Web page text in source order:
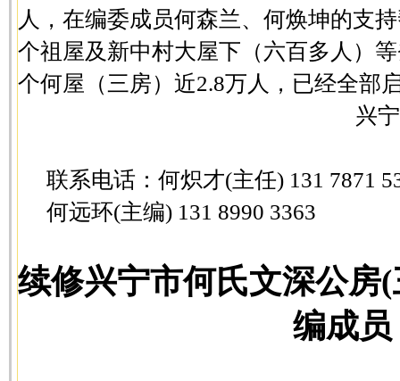
人，在编委成员何森兰、何焕坤的支
个祖屋及新中村大屋下（六百多人）
个何屋（三房）近2.8万人，已经全部
兴
联系电话：何炽才(主任) 131 7871
何远环(主编) 131 8990 3363
续修兴宁市何氏文深公房
编成员